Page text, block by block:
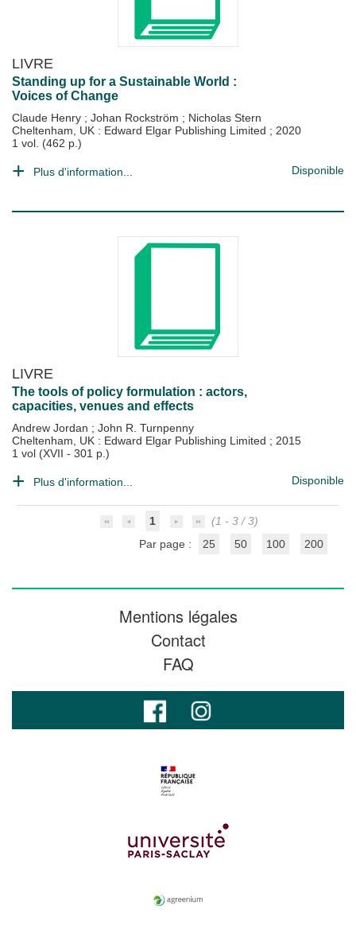
LIVRE
Standing up for a Sustainable World :
Voices of Change
Claude Henry ; Johan Rockström ; Nicholas Stern
Cheltenham, UK : Edward Elgar Publishing Limited ; 2020
1 vol. (462 p.)
Plus d'information... Disponible
LIVRE
The tools of policy formulation : actors,
capacities, venues and effects
Andrew Jordan ; John R. Turnpenny
Cheltenham, UK : Edward Elgar Publishing Limited ; 2015
1 vol (XVII - 301 p.)
Plus d'information... Disponible
1
(1 - 3 / 3)
Par page :
25 50 100 200
Mentions légales
Contact
FAQ